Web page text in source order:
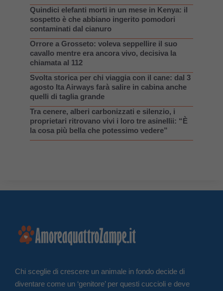
Quindici elefanti morti in un mese in Kenya: il
sospetto è che abbiano ingerito pomodori
contaminati dal cianuro
Orrore a Grosseto: voleva seppellire il suo
cavallo mentre era ancora vivo, decisiva la
chiamata al 112
Svolta storica per chi viaggia con il cane: dal 3
agosto Ita Airways farà salire in cabina anche
quelli di taglia grande
Tra cenere, alberi carbonizzati e silenzio, i
proprietari ritrovano vivi i loro tre asinellii: “È
la cosa più bella che potessimo vedere”
Chi sceglie di crescere un animale in fondo decide di
diventare come un ‘genitore’ per questi cuccioli e deve